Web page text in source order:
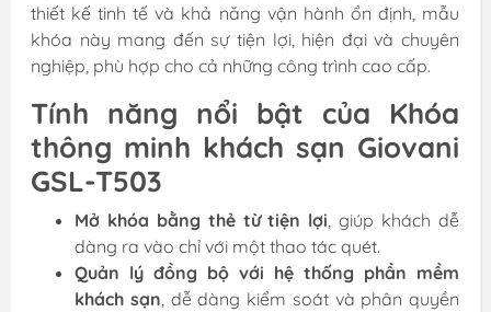
thiết kế tinh tế và khả năng vận hành ổn định, mẫu
khóa này mang đến sự tiện lợi, hiện đại và chuyên
nghiệp, phù hợp cho cả những công trình cao cấp.
Tính năng nổi bật của Khóa
thông minh khách sạn Giovani
GSL-T503
Mở khóa bằng thẻ từ tiện lợi , giúp khách dễ
dàng ra vào chỉ với một thao tác quét.
Quản lý đồng bộ với hệ thống phần mềm
khách sạn , dễ dàng kiểm soát và phân quyền